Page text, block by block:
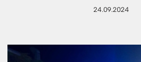
24.09.2024